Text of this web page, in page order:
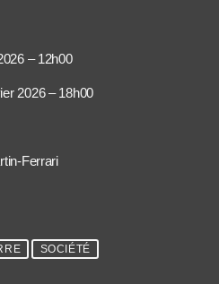
– 12h00
2026 – 18h00
Ferrari
SOCIÉTÉ